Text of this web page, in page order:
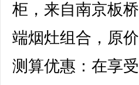
柜，来自南京板
端烟灶组合，原
测算优惠：在享